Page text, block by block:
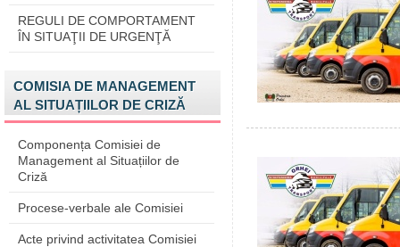
REGULI DE COMPORTAMENT
ÎN SITUAŢII DE URGENŢĂ
COMISIA DE MANAGEMENT
AL SITUAȚIILOR DE CRIZĂ
Componența Comisiei de
Management al Situațiilor de
Criză
Procese-verbale ale Comisiei
Acte privind activitatea Comisiei